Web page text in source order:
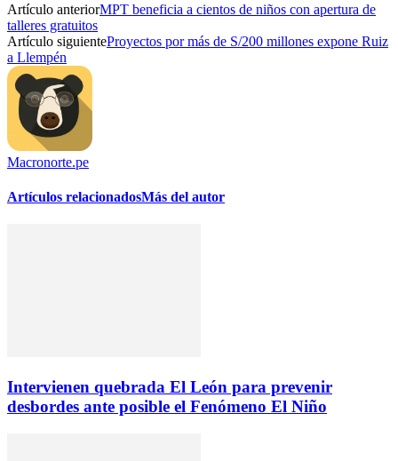
Artículo anteriorMPT beneficia a cientos de niños con apertura de
talleres gratuitos
Artículo siguienteProyectos por más de S/200 millones expone Ruiz
a Llempén
Macronorte.pe
Artículos relacionadosMás del autor
Intervienen quebrada El León para prevenir
desbordes ante posible el Fenómeno El Niño